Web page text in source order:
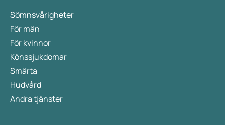
Sömnsvårigheter
För män
För kvinnor
Könssjukdomar
Smärta
Hudvård
Andra tjänster